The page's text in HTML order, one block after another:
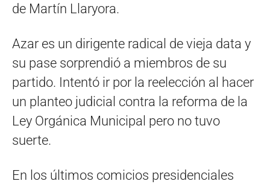
de Martín Llaryora.
Azar es un dirigente radical de vieja data y
su pase sorprendió a miembros de su
partido. Intentó ir por la reelección al hacer
un planteo judicial contra la reforma de la
Ley Orgánica Municipal pero no tuvo
suerte.
En los últimos comicios presidenciales